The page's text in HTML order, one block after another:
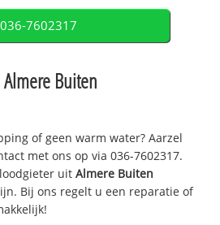
036-7602317
Almere Buiten
of geen warm water? Aarzel
met ons op via 036-7602317.
uitAlmere Buiten
Bij ons regelt u een reparatie of